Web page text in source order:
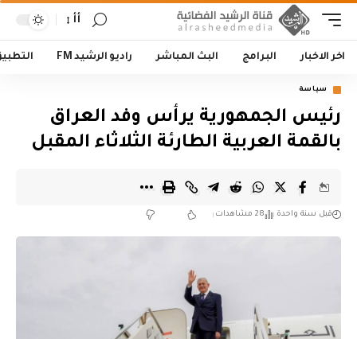
أأ
اخر الاخبار البرامج البث المباشر راديو الرشيد FM
سياسة
رئيس الجمهورية يرأس وفد العراق
بالقمة العربية الطارئة الثلاثاء المقبل
قبل سنة واحدة 28 مشاهدات